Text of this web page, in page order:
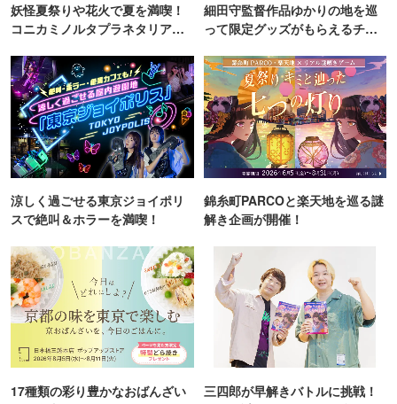
妖怪夏祭りや花火で夏を満喫！
コニカミノルタプラネタリア
細田守監督作品ゆかりの地を巡
って限定グッズがもらえるチャ
涼しく過ごせる東京ジョイポリ
スで絶叫＆ホラーを満喫！
錦糸町PARCOと楽天地を巡る謎
解き企画が開催！
17種類の彩り豊かなおばんざい
三四郎が早解きバトルに挑戦！